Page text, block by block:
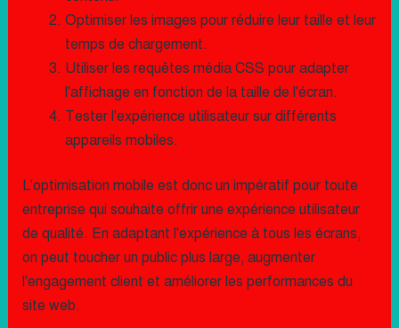
Optimiser les images pour réduire leur taille et leur
temps de chargement.
Utiliser les requêtes média CSS pour adapter
l'affichage en fonction de la taille de l'écran.
Tester l'expérience utilisateur sur différents
appareils mobiles.
L'optimisation mobile est donc un impératif pour toute
entreprise qui souhaite offrir une expérience utilisateur
de qualité. En adaptant l'expérience à tous les écrans,
on peut toucher un public plus large, augmenter
l'engagement client et améliorer les performances du
site web.